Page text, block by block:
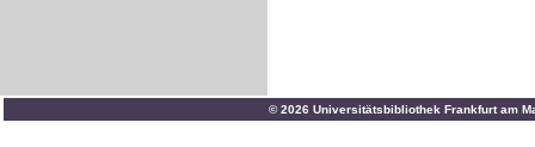
© 2026 Universitätsbibliothek Frankfurt am